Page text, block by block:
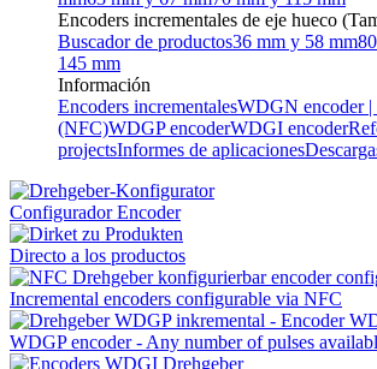
Encoders incrementales de eje hueco
Buscador de productos36 mm y 58 mm
145 mm
Información
Encoders incrementalesWDGN encoder |
(NFC)WDGP encoderWDGI encoder
projectsInformes de aplicaciones
Configurador Encoder
Directo a los productos
Incremental encoders configurable via NFC
WDGP encoder - Any number of pulses